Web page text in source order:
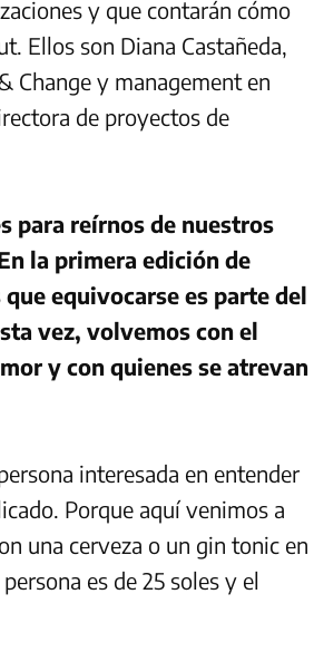
y que contarán cómo
Ellos son Diana Castañeda,
Change y management en
de proyectos de
para reírnos de nuestros
la primera edición de
equivocarse es parte del
vez, volvemos con el
y con quienes se atrevan
interesada en entender
Porque aquí venimos a
una cerveza o un gin tonic en
es de 25 soles y el